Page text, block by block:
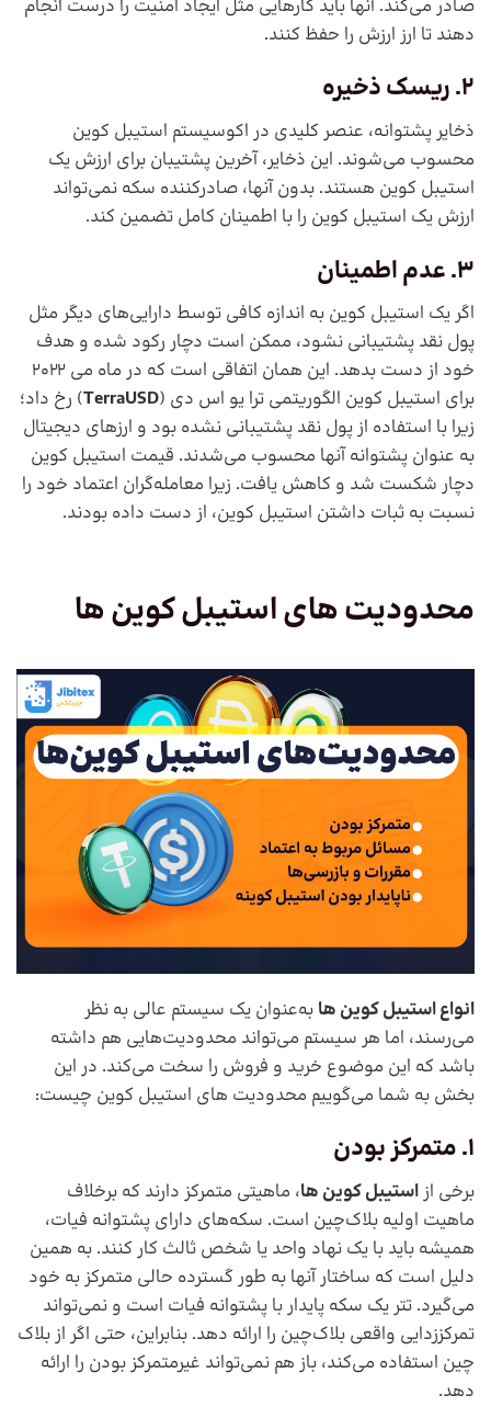
صادر می‌کند. آنها باید کارهایی مثل ایجاد امنیت را درست انجام
دهند تا ارز ارزش را حفظ کنند.
2. ریسک ذخیره
ذخایر پشتوانه، عنصر کلیدی در اکوسیستم استیبل کوین
محسوب می‌شوند. این ذخایر، آخرین پشتیبان برای ارزش یک
استیبل کوین هستند. بدون آنها، صادرکننده سکه نمی‌تواند
ارزش یک استیبل کوین را با اطمینان کامل تضمین کند.
3. عدم اطمینان
اگر یک استیبل کوین به اندازه کافی توسط دارایی‌های دیگر مثل
پول نقد پشتیبانی نشود، ممکن است دچار رکود شده و هدف
خود از دست بدهد. این همان اتفاقی است که در ماه می 2022
برای استیبل کوین الگوریتمی ترا یو اس دی (TerraUSD) رخ داد؛
زیرا با استفاده از پول نقد پشتیبانی نشده بود و ارزهای دیجیتال
به عنوان پشتوانه آنها محسوب می‌شدند. قیمت استیبل کوین
دچار شکست شد و کاهش یافت. زیرا معامله‌گران اعتماد خود را
نسبت به ثبات داشتن استیبل کوین، از دست داده بودند.
محدودیت های استیبل کوین ها
انواع استیبل کوین ها به‌عنوان یک سیستم عالی به نظر
می‌رسند، اما هر سیستم می‌تواند محدودیت‌هایی هم داشته
باشد که این موضوع خرید و فروش را سخت می‌کند. در این
بخش به شما می‌گوییم محدودیت های استیبل کوین چیست:
1. متمرکز بودن
برخی ازاستیبل کوین ها، ماهیتی متمرکز دارند که برخلاف
ماهیت اولیه بلاک‌چین است. سکه‌های دارای پشتوانه فیات،
همیشه باید با یک نهاد واحد یا شخص ثالث کار کنند. به همین
دلیل است که ساختار آنها به طور گسترده حالی متمرکز به خود
می‌گیرد. تتر یک سکه پایدار با پشتوانه فیات است و نمی‌تواند
تمرکززدایی واقعی بلاک‌چین را ارائه دهد. بنابراین، حتی اگر از بلاک
چین استفاده می‌کند، باز هم نمی‌تواند غیرمتمرکز بودن را ارائه
دهد.